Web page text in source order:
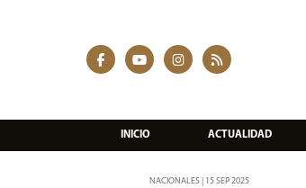
INICIO ACTUALIDAD
NACIONALES | 15 SEP 2025